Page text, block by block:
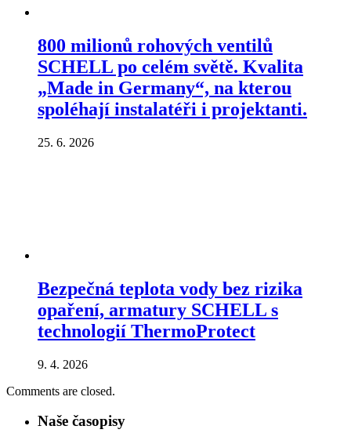
800 milionů rohových ventilů
SCHELL po celém světě. Kvalita
„Made in Germany“, na kterou
spoléhají instalatéři i projektanti.
25. 6. 2026
Bezpečná teplota vody bez rizika
opaření, armatury SCHELL s
technologií ThermoProtect
9. 4. 2026
Comments are closed.
Naše časopisy